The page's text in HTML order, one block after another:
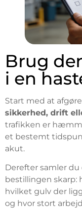
Brug
i en
Start med at
sikkerhed, drift
trafikken er
et bestemt
akut.
Derefter samler
bestillingen skarp:
hvilket gulv der
og hvor stort